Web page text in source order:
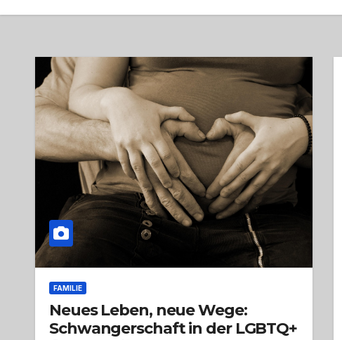
FAMILIE
Neues Leben, neue Wege:
Schwangerschaft in der LGBTQ+